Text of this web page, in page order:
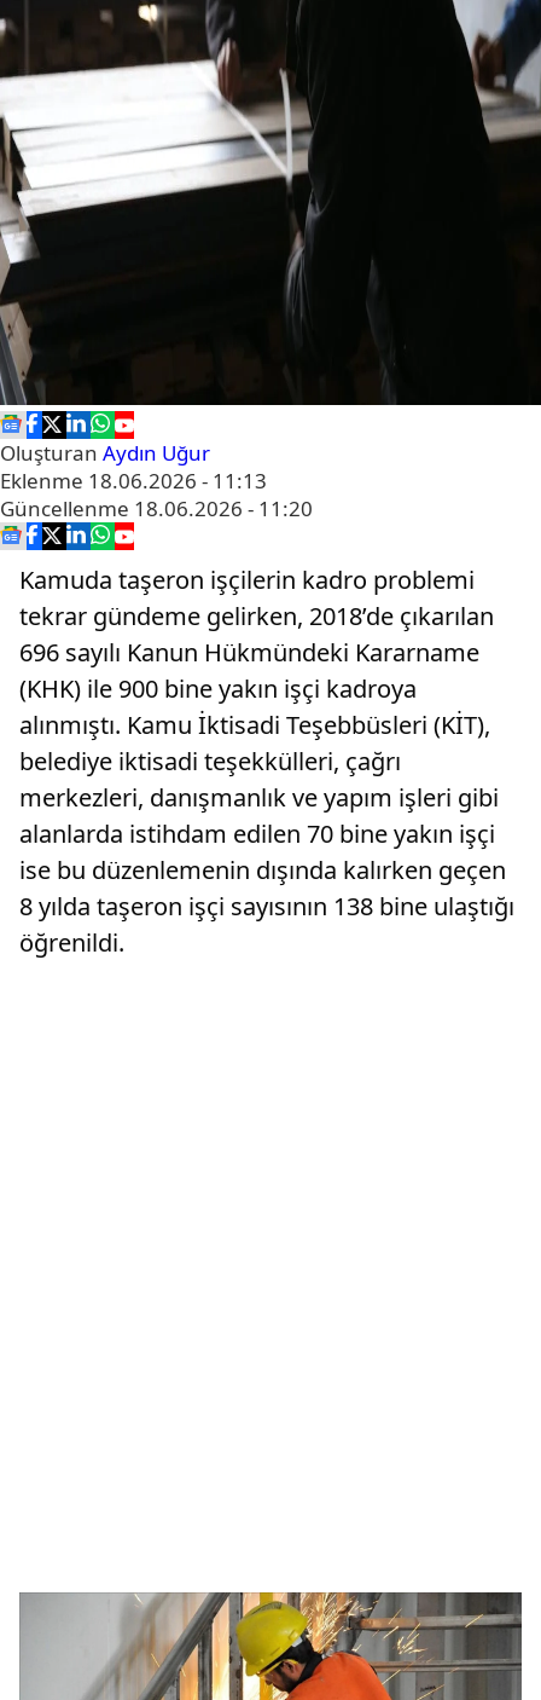
Oluşturan Aydın Uğur
Eklenme 18.06.2026 - 11:13
Güncellenme 18.06.2026 - 11:20
Kamuda taşeron işçilerin kadro problemi
tekrar gündeme gelirken, 2018’de çıkarılan
696 sayılı Kanun Hükmündeki Kararname
(KHK) ile 900 bine yakın işçi kadroya
alınmıştı. Kamu İktisadi Teşebbüsleri (KİT),
belediye iktisadi teşekkülleri, çağrı
merkezleri, danışmanlık ve yapım işleri gibi
alanlarda istihdam edilen 70 bine yakın işçi
ise bu düzenlemenin dışında kalırken geçen
8 yılda taşeron işçi sayısının 138 bine ulaştığı
öğrenildi.